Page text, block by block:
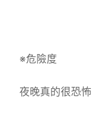
※危險度
夜晚真的很恐怖